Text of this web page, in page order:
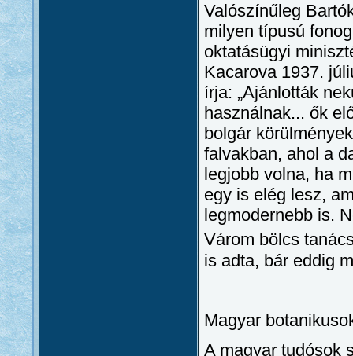
Valószínűleg
milyen típusú
oktatásügyi
Kacarova 1937.
írja: „Ajánlották
használnak... ők
bolgár
falvakban, ahol a
legjobb volna, ha
egy is elég lesz,
legmodernebb is.
Várom bölcs
is adta, bár eddig
Magyar
A magyar tudósok